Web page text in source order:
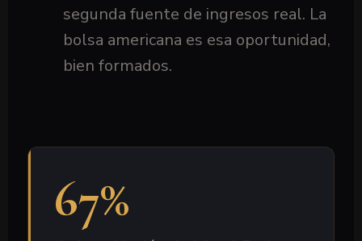
segunda fuente de ingresos real. La
bolsa americana es esa oportunidad,
bien formados.
67%